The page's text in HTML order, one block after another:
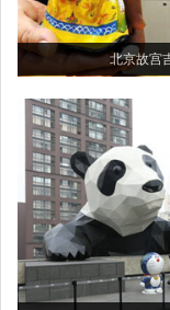
北京故宫